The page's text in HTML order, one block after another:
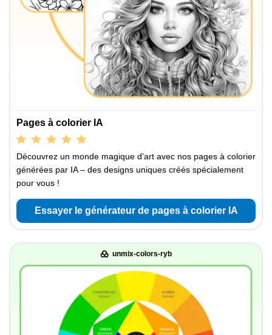
Pages à colorier IA
Découvrez un monde magique d'art avec nos pages à colorier
générées par IA – des designs uniques créés spécialement
pour vous !
Essayer le générateur de pages à colorier IA
unmix-colors-ryb